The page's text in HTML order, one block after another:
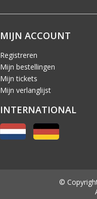
MIJN ACCOUNT
Registreren
Mijn bestellingen
Mijn tickets
Mijn verlanglijst
INTERNATIONAL
©